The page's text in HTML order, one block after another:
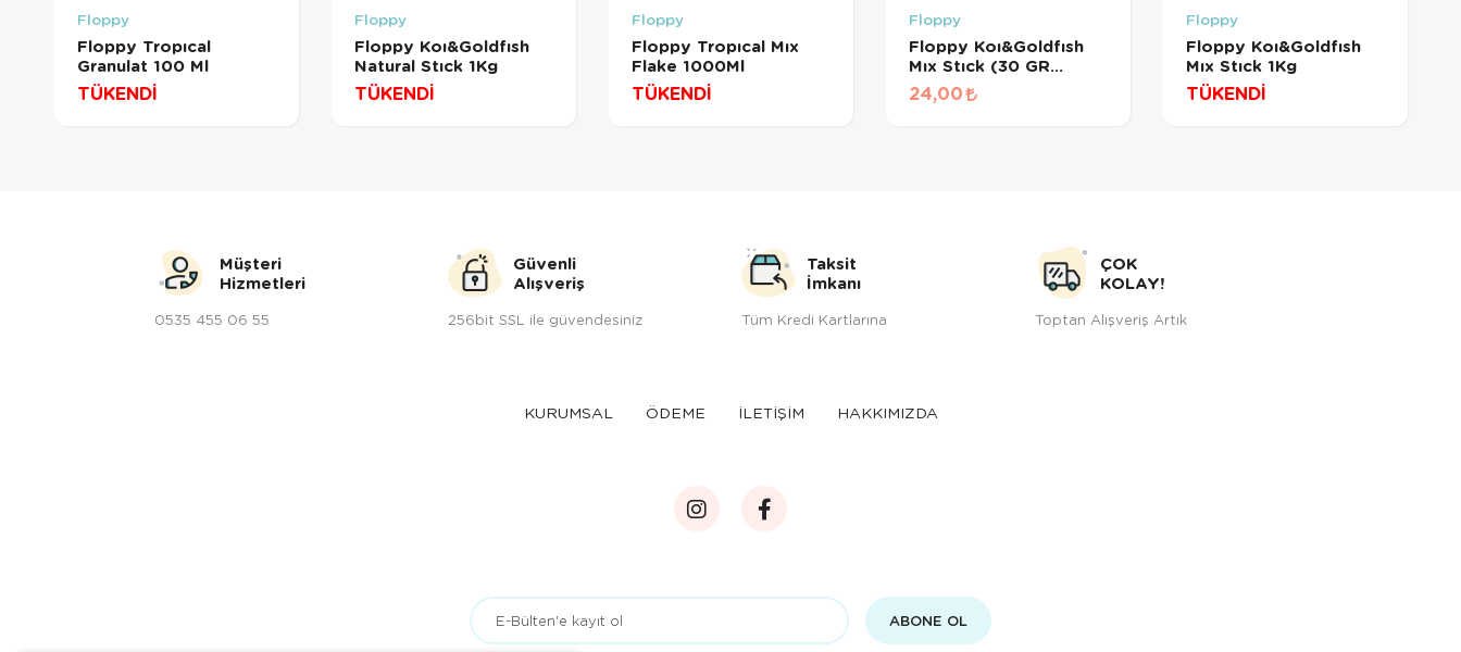
Floppy
Floppy Tropıcal
Granulat 100 Ml
TÜKENDİ
Floppy
Floppy Koı&Goldfısh
Natural Stıck 1Kg
TÜKENDİ
Floppy
Floppy Tropıcal Mıx
Flake 1000Ml
TÜKENDİ
Floppy
Floppy Koı&Goldfısh
Mıx Stıck (30 GR
BÖLÜNMÜŞ)
24,00
Floppy
Floppy Koı&Goldfısh
Mıx Stıck 1Kg
TÜKENDİ
Müşteri
Hizmetleri
0535 455 06 55
Güvenli
Alışveriş
256bit SSL ile güvendesiniz
Taksit
İmkanı
Tüm Kredi Kartlarına
ÇOK
KOLAY!
Toptan Alışveriş Artık
KURUMSAL ÖDEME İLETİŞİM HAKKIMIZDA
ABONE OL